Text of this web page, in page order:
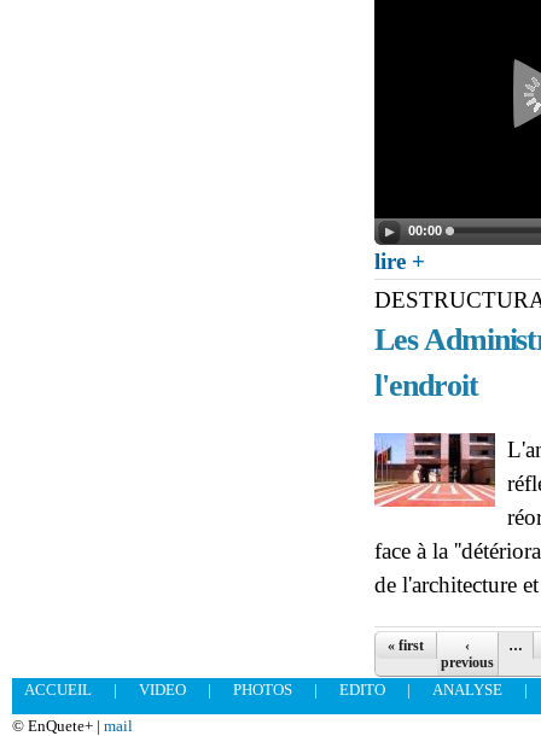
00:00
lire +
Les
l'endroit
face à la
de l'architecture
Pages
« first
‹
previous
…
ACCUEIL | VIDEO | PHOTOS | EDITO | ANALYSE
|
© EnQuete+ | mail